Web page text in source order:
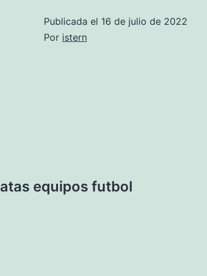
Publicada el 16 de julio de 2022
Por istern
equipos futbol